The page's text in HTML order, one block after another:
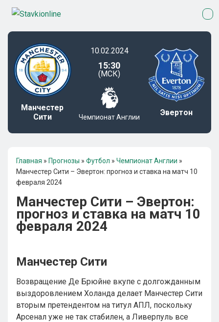
Манчестер
Сити
10.02.2024
15:30
(МСК)
Чемпионат Англии Эвертон
Главная » Прогнозы » Футбол » Чемпионат Англии »
Манчестер Сити – Эвертон: прогноз и ставка на матч 10
февраля 2024
Манчестер Сити – Эвертон:
прогноз и ставка на матч 10
февраля 2024
Манчестер Сити
Возвращение Де Брюйне вкупе с долгожданным
выздоровлением Холанда делает Манчестер Сити
вторым претендентом на титул АПЛ, поскольку
Арсенал уже не так стабилен, а Ливерпуль все